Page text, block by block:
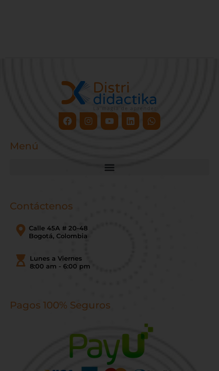
FacebookInstagram
YoutubeLinkedinWhatsapp
Menú
Contáctenos
Calle 45A # 20-48
Bogotá, Colombia
Lunes a Viernes
8:00 am - 6:00 pm
Pagos 100% Seguros